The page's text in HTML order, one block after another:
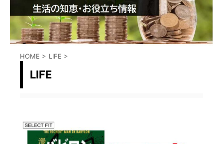
HOME > LIFE >
LIFE